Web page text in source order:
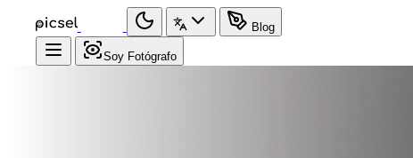
Blog
Soy Fotógrafo